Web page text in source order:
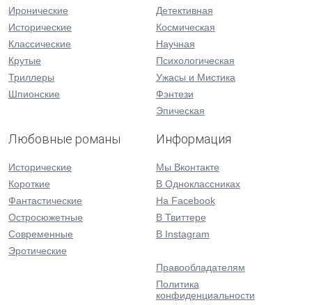
Иронические
Исторические
Классические
Крутые
Триллеры
Шпионские
Детективная
Космическая
Научная
Психологическая
Ужасы и Мистика
Фэнтези
Эпическая
Любовные романы
Исторические
Короткие
Фантастические
Остросюжетные
Современные
Эротические
Информация
Мы Вконтакте
В Одноклассниках
На Facebook
В Твиттере
В Instagram
Правообладателям
Политика
конфиденциальности